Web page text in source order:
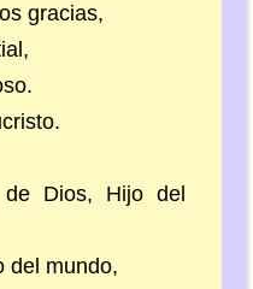
gracias,
Dios, Hijo del
del mundo,